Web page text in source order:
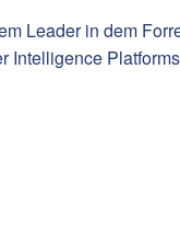
Leader in dem
Intelligence